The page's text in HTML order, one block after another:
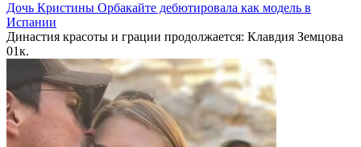
Дочь Кристины Орбакайте дебютировала как модель в
Испании
Династия красоты и грации продолжается: Клавдия Земцова
01к.